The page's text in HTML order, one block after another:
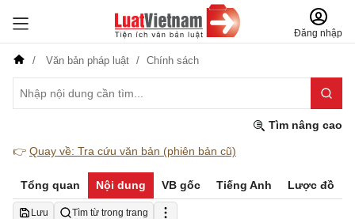
Đăng nhập
Văn bản pháp luật Chính sách
Tìm nâng cao
👉 Quay về: Tra cứu văn bản (phiên bản cũ)
Tổng quan Nội dung VB gốc Tiếng Anh Lược đồ
Lưu Tìm từ trong trang